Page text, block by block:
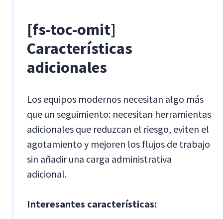
[fs-toc-omit]
Características
adicionales
Los equipos modernos necesitan algo más
que un seguimiento: necesitan herramientas
adicionales que reduzcan el riesgo, eviten el
agotamiento y mejoren los flujos de trabajo
sin añadir una carga administrativa
adicional.
Interesantes características: